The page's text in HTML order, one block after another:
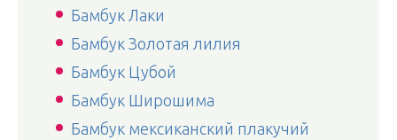
Бамбук Лаки
Бамбук Золотая лилия
Бамбук Цубой
Бамбук Широшима
Бамбук мексиканский плакучий